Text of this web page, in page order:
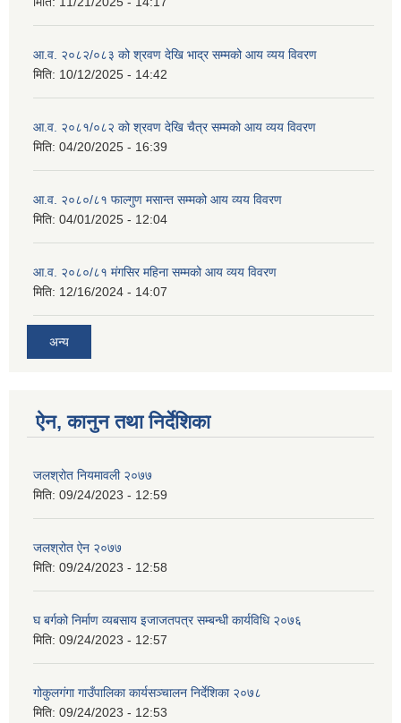
आ.व. २०८२/०८३ को श्रवण देखि भाद्र सम्मको आय व्यय विवरण
मिति: 10/12/2025 - 14:42
आ.व. २०८१/०८२ को श्रवण देखि चैत्र सम्मको आय व्यय विवरण
मिति: 04/20/2025 - 16:39
आ.व. २०८०/८१ फाल्गुण मसान्त सम्मको आय व्यय विवरण
मिति: 04/01/2025 - 12:04
आ.व. २०८०/८१ मंगसिर महिना सम्मको आय व्यय विवरण
मिति: 12/16/2024 - 14:07
अन्य
ऐन, कानुन तथा निर्देशिका
जलश्रोत नियमावली २०७७
मिति: 09/24/2023 - 12:59
जलश्रोत ऐन २०७७
मिति: 09/24/2023 - 12:58
घ बर्गको निर्माण व्यबसाय इजाजतपत्र सम्बन्धी कार्यविधि २०७६
मिति: 09/24/2023 - 12:57
गोकुलगंगा गाउँपालिका कार्यसञ्चालन निर्देशिका २०७८
मिति: 09/24/2023 - 12:53